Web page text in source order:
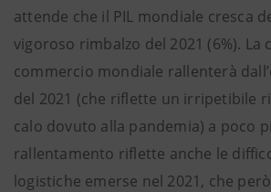
attende che il PIL mondiale cresca
vigoroso rimbalzo del 2021 (6%). La
commercio mondiale rallenterà
del 2021 (che riflette un irripetibile
calo dovuto alla pandemia) a poco
rallentamento riflette anche le
logistiche emerse nel 2021, che